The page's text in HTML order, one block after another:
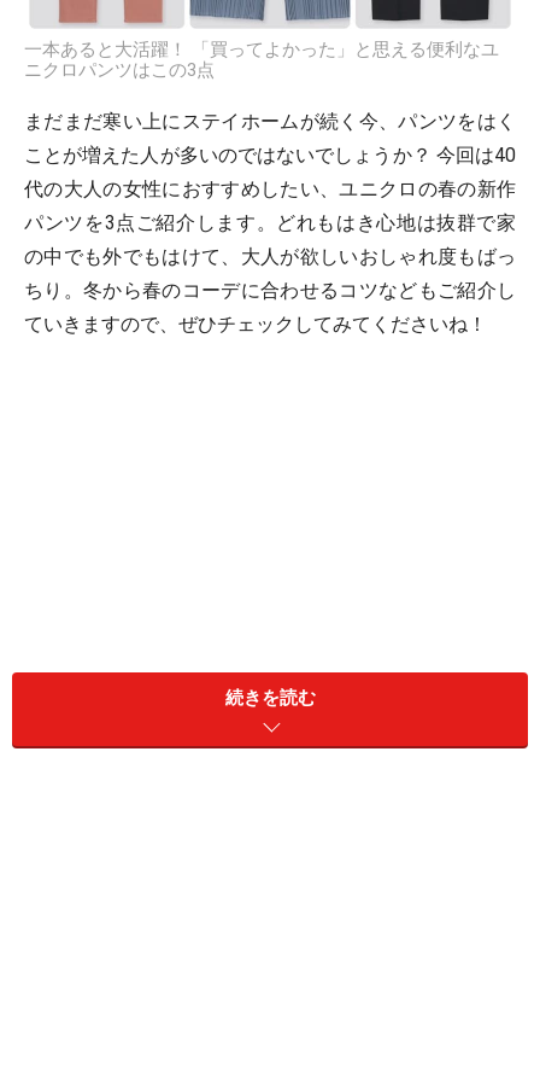
一本あると大活躍！ 「買ってよかった」と思える便利なユ
ニクロパンツはこの3点
まだまだ寒い上にステイホームが続く今、パンツをはく
ことが増えた人が多いのではないでしょうか？ 今回は40
代の大人の女性におすすめしたい、ユニクロの春の新作
パンツを3点ご紹介します。どれもはき心地は抜群で家
の中でも外でもはけて、大人が欲しいおしゃれ度もばっ
ちり。冬から春のコーデに合わせるコツなどもご紹介し
ていきますので、ぜひチェックしてみてくださいね！
1. “スカート見え”かつ動きやすい！ シフォ
続きを読む